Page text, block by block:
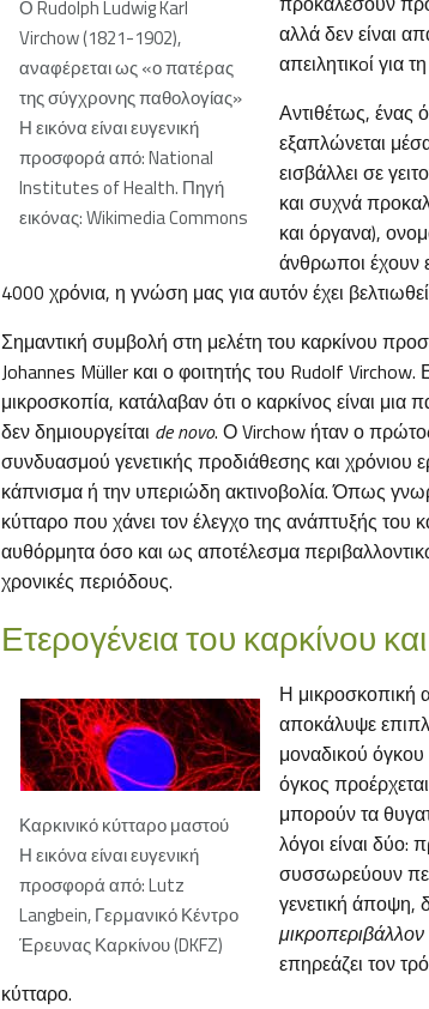
Ο RudolphLudwigKarl
Virchow(1821-1902),
αναφέρεται ως «ο πατέρας
της σύγχρονης παθολογίας»
Η εικόνα είναι ευγενική
προσφορά από: National
Institutes of Health. Πηγή
εικόνας: Wikimedia Commons
αλλά δεν είναι
απειλητικoί για
Αντιθέτως, ένας
εξαπλώνεται
εισβάλλει σε
και συχνά
και όργανα),
άνθρωποι έχουν
4000 χρόνια, η γνώση μας για αυτόν έχει
Σημαντική συμβολή στη μελέτη του καρκίνου
Johannes Müller και ο φοιτητής του Rudolf
μικροσκοπία, κατάλαβαν ότι ο καρκίνος είναι
δεν δημιουργείται de novo. Ο Virchow ήταν ο
συνδυασμού γενετικής προδιάθεσης και
κάπνισμα ή την υπεριώδη ακτινοβολία. Όπως
κύτταρο που χάνει τον έλεγχο της ανάπτυξής του
αυθόρμητα όσο και ως αποτέλεσμα
χρονικές περιόδους.
Ετερογένεια του καρκίνου
Καρκινικό κύτταρο μαστού
Η εικόνα είναι ευγενική
προσφορά από: Lutz
Langbein, Γερμανικό Κέντρο
Έρευνας Καρκίνου (DKFZ)
Η μικροσκοπική
αποκάλυψε
μοναδικού όγκου
όγκος
μπορούν τα
λόγοι είναι δύο:
συσσωρεύουν
γενετική άποψη,
μικροπεριβάλλον
επηρεάζει τον
κύτταρο.